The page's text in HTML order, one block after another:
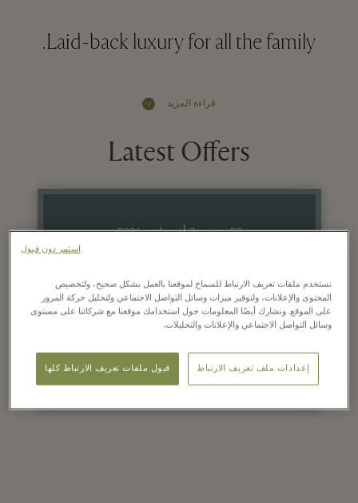
Laid-back luxury for all the family.
قراءة المزيد
Latest Offers
27 يونيو - 7 أغسطس 2026
Up to 30% off
the Village price
نستخدم ملفات تعريف الارتباط للسماح لموقعنا بالعمل بشكل صحيح، ولتخصيص
المحتوى والإعلانات، ولتوفير ميزات وسائل التواصل الاجتماعي ولتحليل حركة المرور
على الموقع. ونشارك أيضًا المعلومات حول استخدامك موقعنا مع شركائنا على مستوى
وسائل التواصل الاجتماعي والإعلانات والتحليلات.
إعدادات ملف تعريف الارتباط قبول ملفات تعريف الارتباط كلها
استمر دون قبول